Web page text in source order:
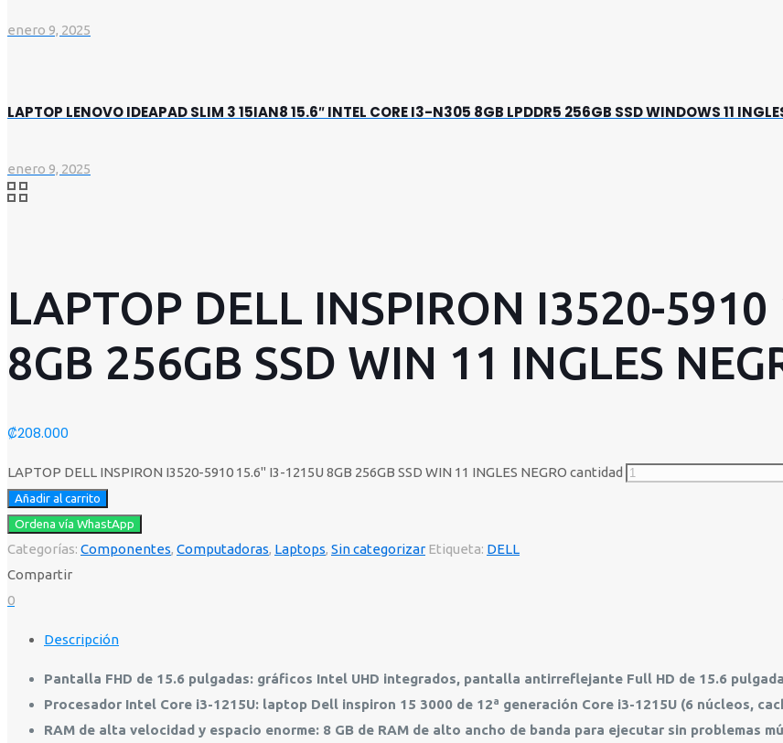
enero 9, 2025
LAPTOP LENOVO IDEAPAD SLIM 3 15IAN8 15.6″ INTEL CORE I3-N305 8GB LPDDR5 256GB SSD WINDOWS 11
enero 9, 2025
LAPTOP DELL INSPIRON I3520-
8GB 256GB SSD WIN 11 INGLES
₡208.000
LAPTOP DELL INSPIRON I3520-5910 15.6" I3-1215U 8GB 256GB SSD WIN 11 INGLES NEGRO cantidad
Añadir al carrito
Ordena vía WhastApp
Categorías: Componentes, Computadoras, Laptops, Sin categorizar Etiqueta: DELL
Compartir
0
Descripción
Pantalla FHD de 15.6 pulgadas: gráficos Intel UHD integrados, pantalla antirreflejante Full HD de 15.6
Procesador Intel Core i3-1215U: laptop Dell inspiron 15 3000 de 12ª generación Core i3-1215U (6 núcleos,
RAM de alta velocidad y espacio enorme: 8 GB de RAM de alto ancho de banda para ejecutar sin problemas